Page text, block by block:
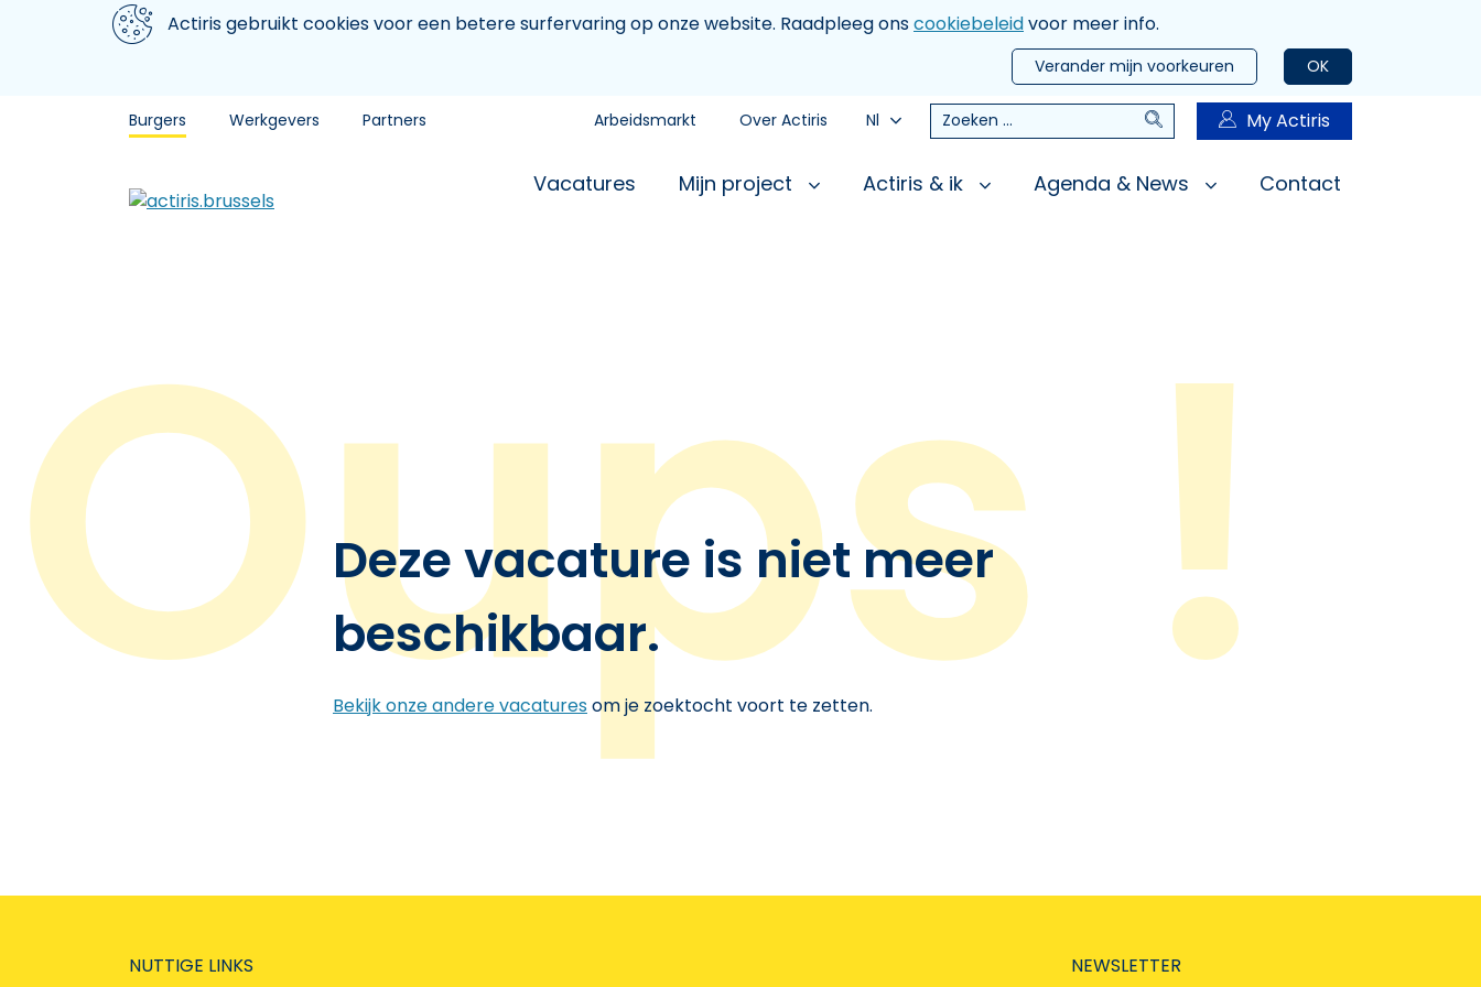
Aller au contenu principal
We gebruiken cookiesActiris gebruikt cookies voor een betere surfervaring op onze website. Raadpleeg onscookiebeleidvoor meer info.
OK
Verander mijn voorkeuren
Burgers Werkgevers Partners Arbeidsmarkt Over Actiris Nl Zoeken Zoeken My Actiris
Vacatures Mijn project Actiris & ik Agenda & News Contact
Deze vacature is niet meer
beschikbaar.
Bekijk onze andere vacaturesom je zoektocht voort te zetten.
NUTTIGE LINKS NEWSLETTER